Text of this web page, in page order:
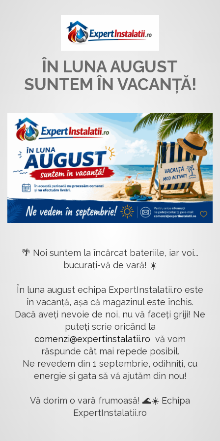
ÎN LUNA AUGUST
SUNTEM ÎN VACANȚĂ!
🌴 Noi suntem la încărcat bateriile, iar voi...
bucurați-vă de vară! ☀️
În luna august echipa ExpertInstalatii.ro este
în vacanță, așa că magazinul este închis.
Dacă aveți nevoie de noi, nu vă faceți griji! Ne
puteți scrie oricând la
comenzi@expertinstalatii.ro vă vom
răspunde cât mai repede posibil.
Ne revedem din 1 septembrie, odihniți, cu
energie și gata să vă ajutăm din nou!
Vă dorim o vară frumoasă! 🌊☀️ Echipa
ExpertInstalatii.ro